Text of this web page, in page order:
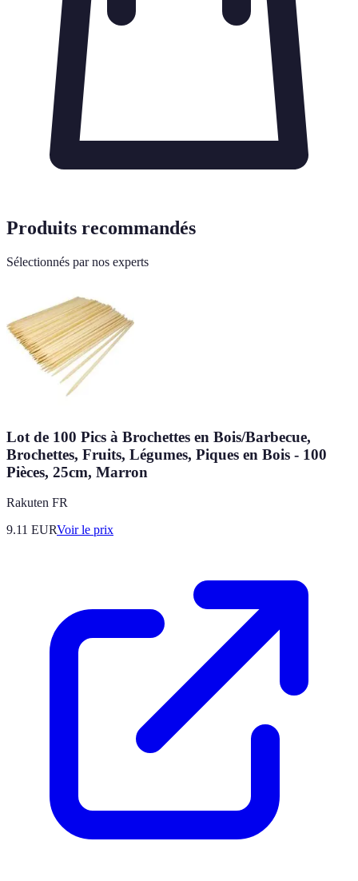
Produits recommandés
Sélectionnés par nos experts
Lot de 100 Pics à Brochettes en Bois/Barbecue,
Brochettes, Fruits, Légumes, Piques en Bois - 100
Pièces, 25cm, Marron
Rakuten FR
9.11 EURVoir le prix